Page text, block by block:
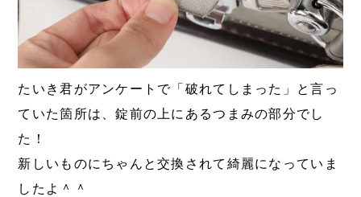
たいき君がアンケートで「破れてしまった」と言っ
ていた箇所は、錠前の上にあるつまみの部分でし
た！
新しいものにちゃんと交換されて綺麗になっていま
したよ＾＾